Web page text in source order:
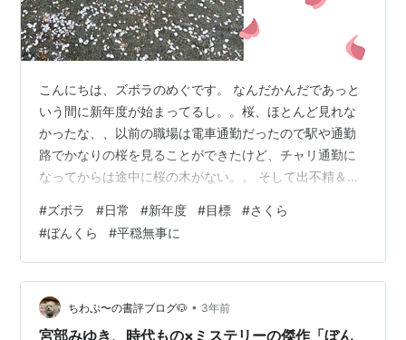
こんにちは、ズボラのめぐです。 なんだかんだであっと
いう間に新年度が始まってるし。。桜、ほとんど見れな
かったな、、以前の職場は電車通勤だったので駅や通勤
路でかなりの桜を見ることができたけど、チャリ通勤に
なってからは途中に桜の木がない。。 そして出不精＆ズ
ることがないし、下手すりゃ一度も見ずに終わること
も。。。 今年も開花したと思ったら雨が続いたし。 気づ
けば散った花びらだらけの道を歩いてるって感じで。 桜
もいいけど、新年度はいろいろ面倒くさい・・毎年この
時期憂鬱というか、「面倒くさい」この一言。 面倒くさ
① 本年度の目標設定＆面談 面倒くさ② …
#ズボラ #日常 #新年度 #目標 #さくら
#ぼんくら #平穏無事に
ちわぷ〜の書評ブログ🐶 • 3年前
宮部みゆき、時代もの×ミステリーの傑作「ぼん